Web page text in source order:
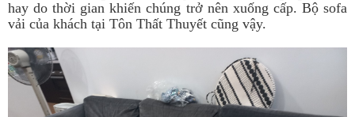
hay do thời gian khiến chúng trở nên xuống cấp. Bộ sofa
vải của khách tại Tôn Thất Thuyết cũng vậy.